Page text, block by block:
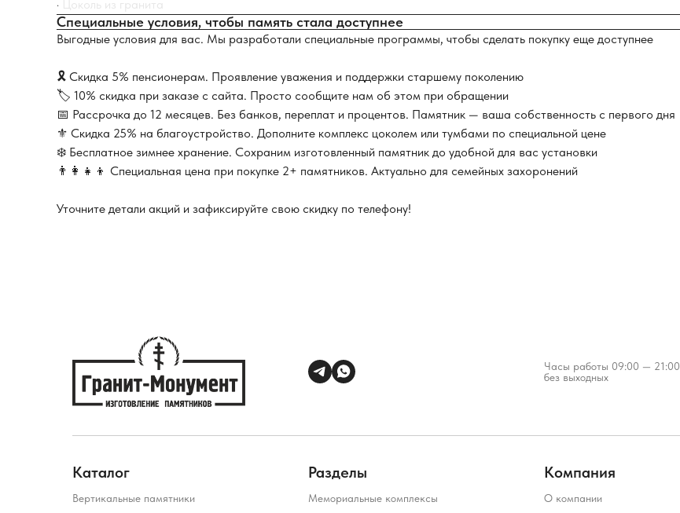
· Цоколь из гранита
Специальные условия, чтобы память стала доступнее
Выгодные условия для вас. Мы разработали специальные программы, чтобы сделать покупку еще доступнее
🎗 Скидка 5% пенсионерам. Проявление уважения и поддержки старшему поколению
🏷 10% скидка при заказе с сайта. Просто сообщите нам об этом при обращении
📅 Рассрочка до 12 месяцев. Без банков, переплат и процентов. Памятник — ваша собственность с первого дня
⚜️ Скидка 25% на благоустройство. Дополните комплекс цоколем или тумбами по специальной цене
❄️ Бесплатное зимнее хранение. Сохраним изготовленный памятник до удобной для вас установки
👨‍👩‍👧‍👦 Специальная цена при покупке 2+ памятников. Актуально для семейных захоронений
Уточните детали акций и зафиксируйте свою скидку по телефону!
Часы работы 09:00 — 21:00
без выходных
Каталог
Вертикальные памятники
Разделы
Мемориальные комплексы
Компания
О компании